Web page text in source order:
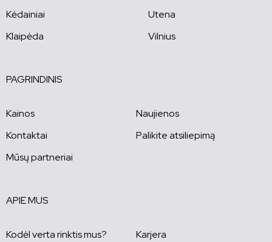
Kėdainiai
Klaipėda
Utena
Vilnius
PAGRINDINIS
Kainos
Naujienos
Kontaktai
Palikite atsiliepimą
Mūsų partneriai
APIE MUS
Kodėl verta rinktis mus?
Karjera